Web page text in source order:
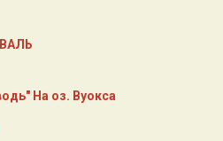
На оз. Вуокса